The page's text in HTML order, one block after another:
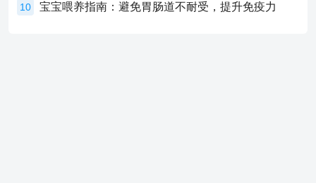
10 宝宝喂养指南：避免胃肠道不耐受，提升免疫力